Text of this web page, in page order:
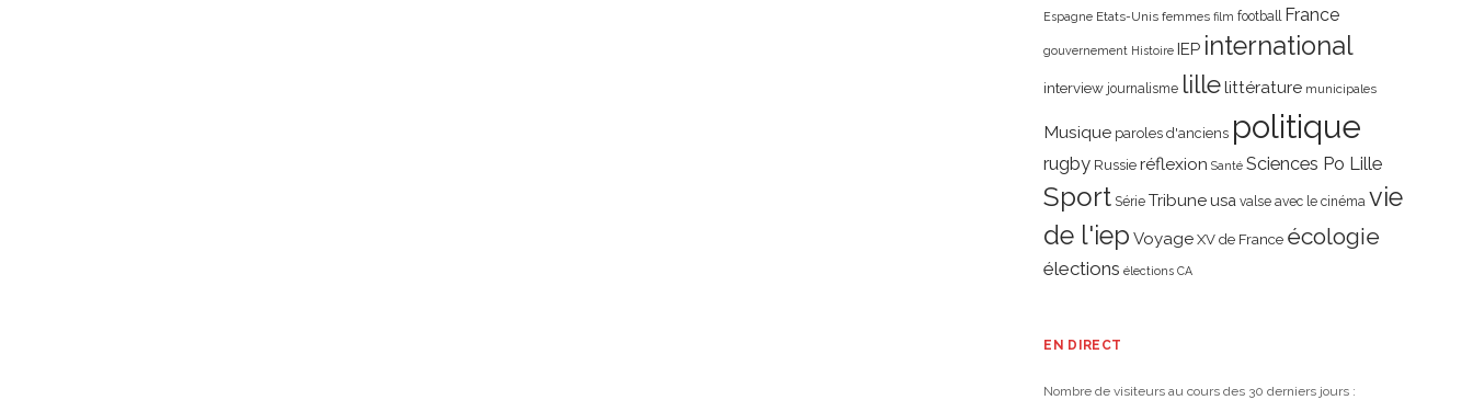
Espagne Etats-Unis femmes film football France
gouvernement Histoire IEP international
interview journalisme lillelittérature municipales
Musique paroles d'anciens politique
rugby Russie réflexion Santé Sciences Po Lille
Sport Série Tribune usa valse avec le cinéma vie
de l'iep Voyage XV de France écologie
élections élections CA
EN DIRECT
Nombre de visiteurs au cours des 30 derniers jours :